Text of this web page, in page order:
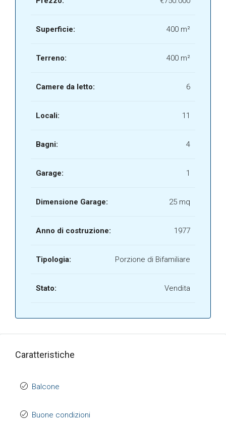
Superficie: 400 m²
Terreno: 400 m²
Camere da letto: 6
Locali: 11
Bagni: 4
Garage: 1
Dimensione Garage: 25 mq
Anno di costruzione: 1977
Tipologia: Porzione di Bifamiliare
Stato: Vendita
Caratteristiche
Balcone
Buone condizioni